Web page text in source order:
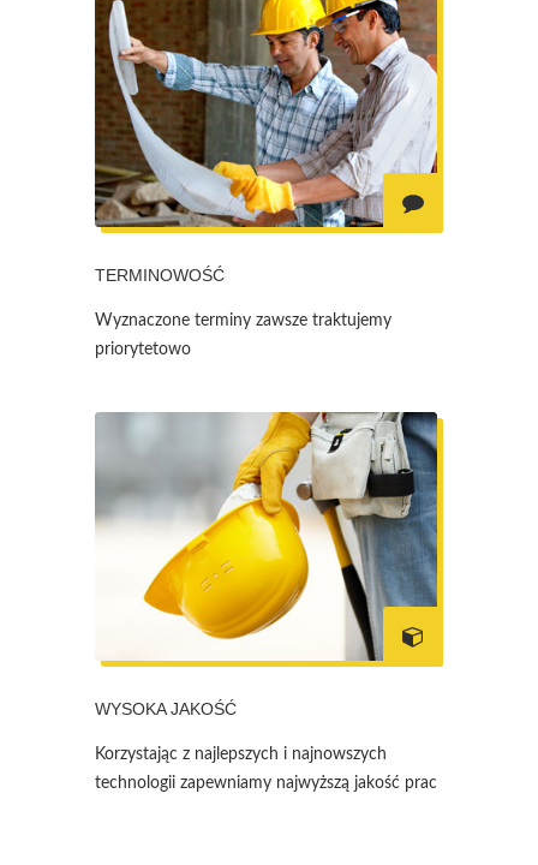
TERMINOWOŚĆ
Wyznaczone terminy zawsze traktujemy
priorytetowo
WYSOKA JAKOŚĆ
Korzystając z najlepszych i najnowszych
technologii zapewniamy najwyższą jakość prac